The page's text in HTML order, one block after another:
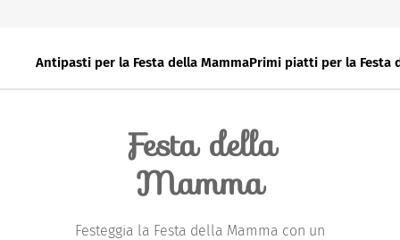
Antipasti per la Festa della MammaPrimi piatti per la Festa
Festa della
Mamma
Festeggia la Festa della Mamma con un